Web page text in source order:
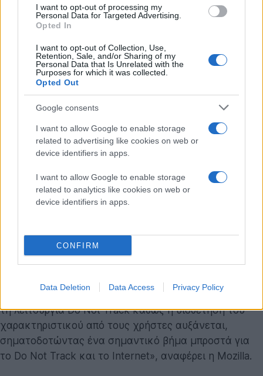
I want to opt-out of processing my
Personal Data for Targeted Advertising.
Opted In
I want to opt-out of Collection, Use,
Retention, Sale, and/or Sharing of my
Personal Data that Is Unrelated with the
Purposes for which it was collected.
Opted Out
Google consents
I want to allow Google to enable storage
related to advertising like cookies on web or
device identifiers in apps.
I want to allow Google to enable storage
related to analytics like cookies on web or
device identifiers in apps.
CONFIRM
Data Deletion Data Access Privacy Policy
μπορεί να ξέρει για ποιο σκοπό χρησιμοποιούνται
τώρα ή και στο μέλλον. Προφανώς, η συμπεριφορά
κάτω το γνωρίζαμε ότι πρέπει να γίνεται. Το ίδιο
κάνει και η Facebook, φυσικά, συλλέγοντας
δεδομένα. Αυτό, βέβαια, δεν νομιμοποιεί την
συμπεριφορά αυτή αλλά είναι -και πρέπει να είναι-
Από την άλλη μεριά, η Twitter ανακοίνωσε ότι θα
συνεργαστεί με την Mozilla δίνοντας τη δυνατότητα
στους χρήστες να επιλέξουν να μην
παρακολουθούνται με κανέναν τρόπο από αυτήν.
Αυτό θα γίνει με την ενεργοποίηση της λειτουργίας
cookies για τη συλλογή προσωπικών πληροφοριών. Η
λειτουργία αυτή μπορεί να είναι αποτελεσματική μόνο
εάν η ιστοσελίδα το αναγνωρίσει.
«Είμαστε ενθουσιασμένοι που το Twitter υποστηρίζει
τη λειτουργία Do Not Track καθώς η υιοθέτηση του
χαρακτηριστικού από τους χρήστες αυξάνεται,
σηματοδοτώντας ένα σημαντικό βήμα μπροστά για
το Do Not Track και το Internet», αναφέρει η Mozilla.